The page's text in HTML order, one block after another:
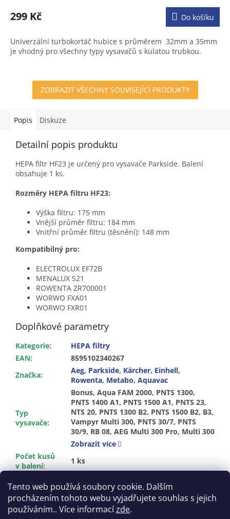
Tento web používá soubory cookie. Dalším
procházením tohoto webu vyjadřujete souhlas s jejich
používáním.. Více informacízde.
produktu
je
z
5
299 Kč Do košíku
Univerzální turbokortáč hubice s průměrem 32mm a 35mm
je vhodný pro všechny typy vysavačů s kulatou trubkou.
ZOBRAZIT VŠECHNY SOUVISEJÍCÍ PRODUKTY
Popis Diskuze
Detailní popis produktu
HEPA filtr HF23 je určený pro vysavače Parkside. Balení
obsahuje 1 ks.
Rozměry HEPA filtru HF23:
Výška filtru: 175 mm
Vnější průměr filtru: 184 mm
Vnitřní průměr filtru (těsnění): 148 mm
Kompatibilný pro:
ELECTROLUX EF72B
MENALUX S21
ROWENTA ZR700001
WORWO FXA01
WORWO FXR01
Doplňkové parametry
Kategorie:
HEPA filtry
EAN:
8595102340267
Značka: Aeg, Parkside, Kärcher, Einhell,
Rowenta, Metabo, Aquavac
Typ
vysavače:
Bonus, Aqua FAM 2000, PNTS 1300,
PNTS 1400 A1, PNTS 1500 A1, PNTS 23,
NTS 20, PNTS 1300 B2, PNTS 1500 B2, B3,
Vampyr Multi 300, PNTS 30/7, PNTS
30/9, RB 08, AEG Multi 300 Pro, Multi 300
3 v 1, 600, 610, 612, 615, 620, 620-15,
Boxter 15…., Multisystem 500i, NT 20 L
Container, BTVC 1250SA, BT-VC 1250SA,
(E/S), PNTS 306 (E/S), PNTS 307 (E/S),
PNTS 308 (E/S), PNTS 309 (E/S), PNTS
35/5 (E/S), PNTS 355 (E/S), RU 040
Zobrazit více
Počet kusů
v balení:
1 ks